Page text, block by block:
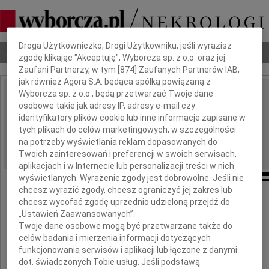
Nekrologi Odeszli Poradnik pogrzebowy
IMIĘ I NAZWISKO:
REGION: Bydgoszcz
DATA EMISJI: 17.05.2019
Panu Profesorowi
Waldemarowi Halocie
Dbamy o Twoją prywatność
Droga Użytkowniczko, Drogi Użytkowniku, jeśli wyrazisz
zgodę klikając "Akceptuję", Wyborcza sp. z o.o. oraz jej
Zaufani Partnerzy, w tym [874 ] Zaufanych Partnerów IAB,
jak również Agora S.A. będąca spółką powiązaną z
Wyborcza sp. z o.o., będą przetwarzać Twoje dane
osobowe takie jak adresy IP, adresy e-mail czy
identyfikatory plików cookie lub inne informacje zapisane w
tych plikach do celów marketingowych, w szczególności
na potrzeby wyświetlania reklam dopasowanych do
Twoich zainteresowań i preferencji w swoich serwisach,
aplikacjach i w Internecie lub personalizacji treści w nich
wyświetlanych. Wyrażenie zgody jest dobrowolne. Jeśli nie
chcesz wyrazić zgody, chcesz ograniczyć jej zakres lub
chcesz wycofać zgodę uprzednio udzieloną przejdź do
„Ustawień Zaawansowanych”.
Twoje dane osobowe mogą być przetwarzane także do
celów badania i mierzenia informacji dotyczących
funkcjonowania serwisów i aplikacji lub łączone z danymi
dot. świadczonych Tobie usług. Jeśli podstawą